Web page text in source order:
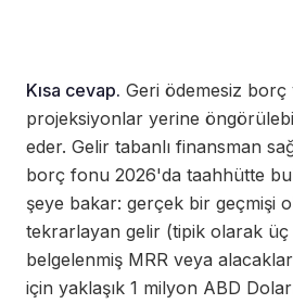
Kısa cevap. Geri ödemesiz borç
projeksiyonlar yerine
eder. Gelir tabanlı finansman
borç fonu 2026'da taahhütte
şeye bakar: gerçek bir geçmişi
tekrarlayan gelir (tipik olarak üç
belgelenmiş MRR veya
için yaklaşık 1 milyon ABD